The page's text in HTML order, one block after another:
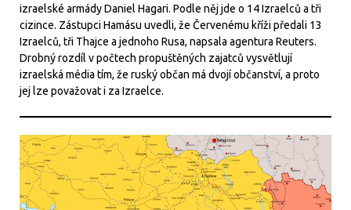
izraelské armády Daniel Hagari. Podle něj jde o 14 Izraelců a tři
cizince. Zástupci Hamásu uvedli, že Červenému kříži předali 13
Izraelců, tři Thajce a jednoho Rusa, napsala agentura Reuters.
Drobný rozdíl v počtech propuštěných zajatců vysvětlují
izraelská média tím, že ruský občan má dvojí občanství, a proto
jej lze považovat i za Izraelce.